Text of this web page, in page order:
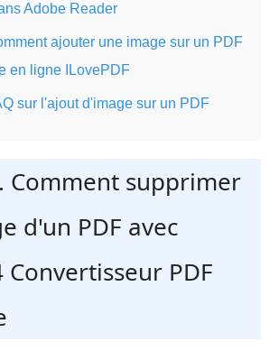
Adobe Reader
ajouter une image sur un PDF
en ligne ILovePDF
sur l'ajout d'image sur un PDF
Comment supprimer
d'un PDF avec
Convertisseur PDF